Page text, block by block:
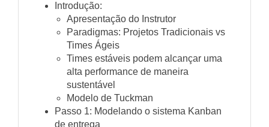
Introdução:
Apresentação do Instrutor
Paradigmas: Projetos Tradicionais vs
Times Ágeis
Times estáveis podem alcançar uma
alta performance de maneira
sustentável
Modelo de Tuckman
Passo 1: Modelando o sistema Kanban
de entrega